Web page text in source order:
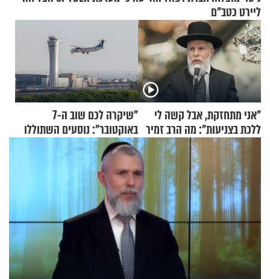
ליירט כטב"ם
"אני מתחזקת, אבל קשה לי
ללכת בצניעות": מה הרב זמיר
כהן המליץ לה לעשות?
"שיקרה לכם שוב ה-7
באוקטובר": נוסעים השתוללו
בטיסה לפרנקפורט ונעצרו
לאחר שתקפו שוטרים